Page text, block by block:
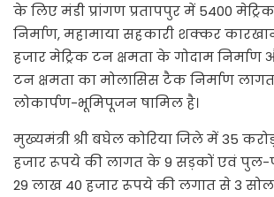
के लिए मंडी प्रांगण प्रतापपुर में 5400
निर्माण, महामाया सहकारी शक्कर
हजार मेट्रिक टन क्षमता के गोदाम निर्माण
टन क्षमता का मोलासिस टैक निर्माण
लोकार्पण-भूमिपूजन षामिल है।
मुख्यमंत्री श्री बघेल कोरिया जिले में 35
हजार रूपये की लागत के 9 सड़कों एवं पुल-
29 लाख 40 हजार रूपये की लगात से 3